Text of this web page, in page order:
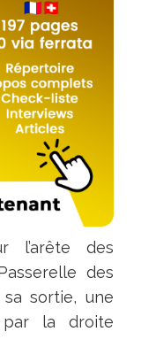
l’arête des
des
sa sortie, une
par la droite